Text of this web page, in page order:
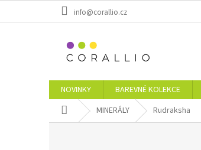
info@corallio.cz
NOVINKY BAREVNÉ KOLEKCE
Domů MINERÁLY Rudraksha